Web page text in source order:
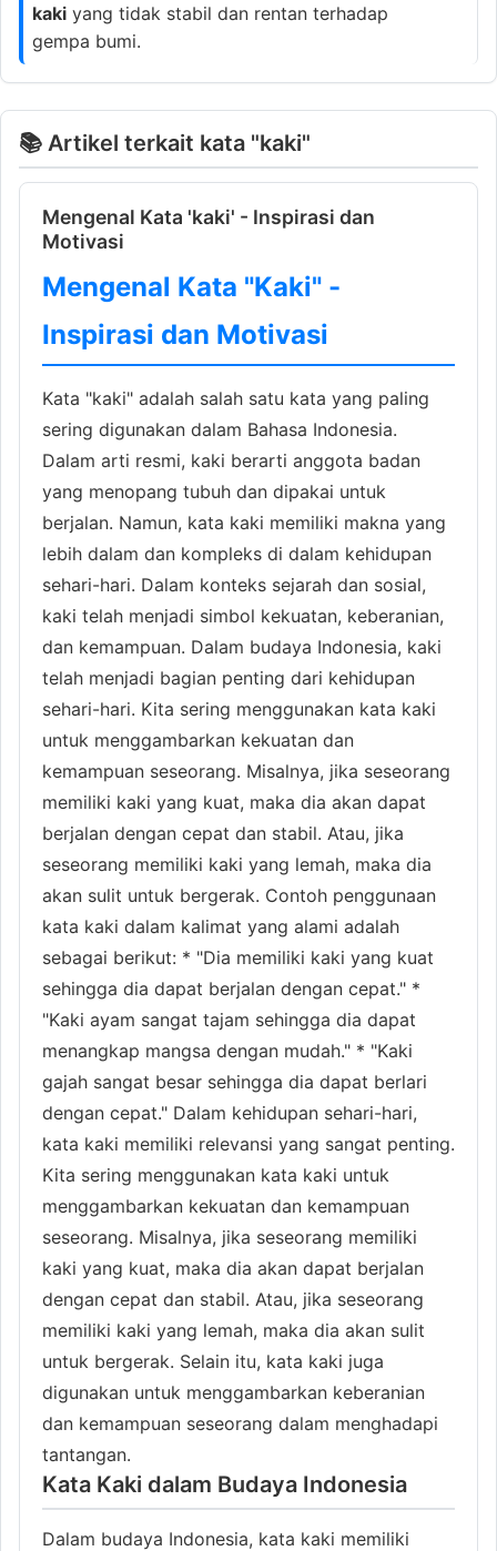
kaki yang tidak stabil dan rentan terhadap
gempa bumi.
📚 Artikel terkait kata "kaki"
Mengenal Kata 'kaki' - Inspirasi dan
Motivasi
Mengenal Kata "Kaki" -
Inspirasi dan Motivasi
Kata "kaki" adalah salah satu kata yang paling
sering digunakan dalam Bahasa Indonesia.
Dalam arti resmi, kaki berarti anggota badan
yang menopang tubuh dan dipakai untuk
berjalan. Namun, kata kaki memiliki makna yang
lebih dalam dan kompleks di dalam kehidupan
sehari-hari. Dalam konteks sejarah dan sosial,
kaki telah menjadi simbol kekuatan, keberanian,
dan kemampuan. Dalam budaya Indonesia, kaki
telah menjadi bagian penting dari kehidupan
sehari-hari. Kita sering menggunakan kata kaki
untuk menggambarkan kekuatan dan
kemampuan seseorang. Misalnya, jika seseorang
memiliki kaki yang kuat, maka dia akan dapat
berjalan dengan cepat dan stabil. Atau, jika
seseorang memiliki kaki yang lemah, maka dia
akan sulit untuk bergerak. Contoh penggunaan
kata kaki dalam kalimat yang alami adalah
sebagai berikut: * "Dia memiliki kaki yang kuat
sehingga dia dapat berjalan dengan cepat." *
"Kaki ayam sangat tajam sehingga dia dapat
menangkap mangsa dengan mudah." * "Kaki
gajah sangat besar sehingga dia dapat berlari
dengan cepat." Dalam kehidupan sehari-hari,
kata kaki memiliki relevansi yang sangat penting.
Kita sering menggunakan kata kaki untuk
menggambarkan kekuatan dan kemampuan
seseorang. Misalnya, jika seseorang memiliki
kaki yang kuat, maka dia akan dapat berjalan
dengan cepat dan stabil. Atau, jika seseorang
memiliki kaki yang lemah, maka dia akan sulit
untuk bergerak. Selain itu, kata kaki juga
digunakan untuk menggambarkan keberanian
dan kemampuan seseorang dalam menghadapi
tantangan.
Kata Kaki dalam Budaya Indonesia
Dalam budaya Indonesia, kata kaki memiliki